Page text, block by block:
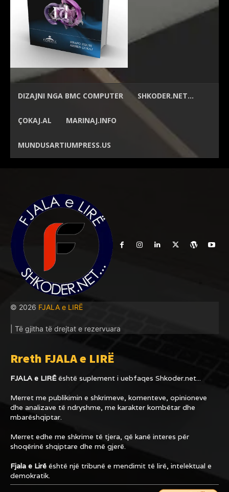
DIZAJNI NGA BMC COMPUTER SHKODER.NET…
ÇOKAJ.AL MARINAJ.INFO
MUNDUSARTIUMPRESS.US
© 2026 FJALA e LIRË
| Të gjitha të drejtat e rezervuara
Rreth FJALA e LIRË
FJALA e LIRËështë suplement i uebfaqes Shkoder.net...
Merret me publikimin e shkrimeve, komenteve, opinioneve
dhe analizave të ndryshme, me karakter kombëtar dhe
mbarëshqiptar.
Merret edhe me shkrime të tjera, që kanë interes për
shoqërinë shqiptare dhe më gjerë.
Fjala e Lirë është një tribunë e mendimit të lirë, intelektual e
demokratik.